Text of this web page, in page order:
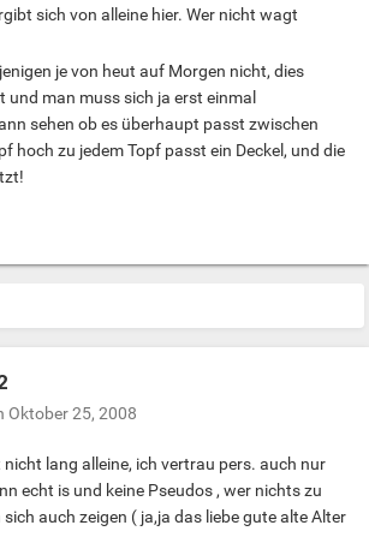
sich von alleine hier. Wer nicht wagt
je von heut auf Morgen nicht, dies
und man muss sich ja erst einmal
sehen ob es überhaupt passt zwischen
hoch zu jedem Topf passt ein Deckel, und die
Oktober 25, 2008
lang alleine, ich vertrau pers. auch nur
echt is und keine Pseudos , wer nichts zu
auch zeigen ( ja,ja das liebe gute alte Alter